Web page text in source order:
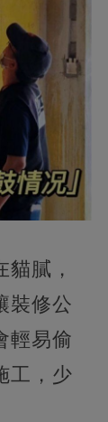
膩，
裝修公
輕易偷
工，少